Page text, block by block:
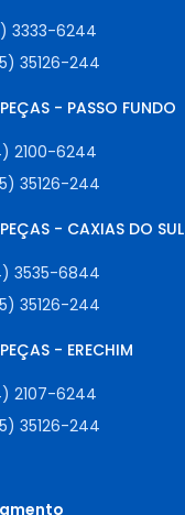
3333-6244
35126-244
- PASSO FUNDO
2100-6244
35126-244
- CAXIAS DO SUL
3535-6844
35126-244
- ERECHIM
2107-6244
35126-244